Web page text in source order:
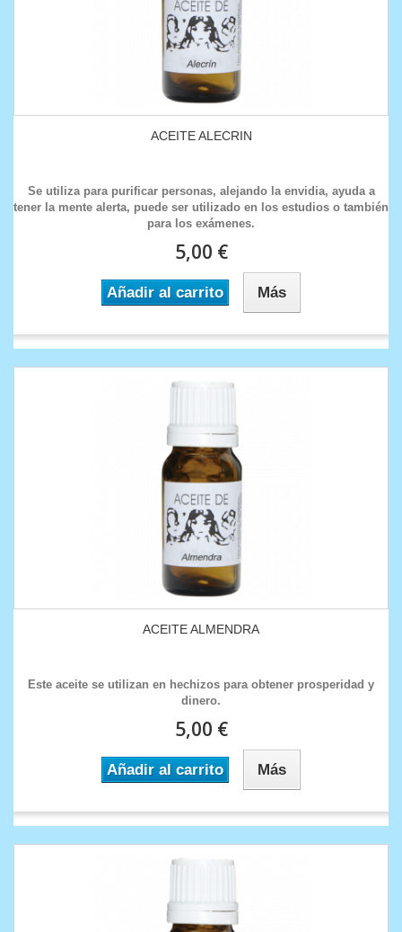
ACEITE ALECRIN
Se utiliza para purificar personas, alejando la envidia, ayuda a
tener la mente alerta, puede ser utilizado en los estudios o también
para los exámenes.
5,00 €
Añadir al carrito Más
ACEITE ALMENDRA
Este aceite se utilizan en hechizos para obtener prosperidad y
dinero.
5,00 €
Añadir al carrito Más